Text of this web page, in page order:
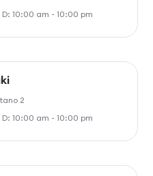
D: 10:00 am - 10:00 pm
2
D: 10:00 am - 10:00 pm